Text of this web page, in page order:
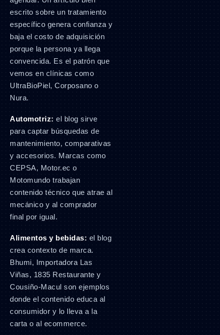
escrito sobre un tratamiento
específico genera confianza y
baja el costo de adquisición
porque la persona ya llega
convencida. Es el patrón que
vemos en clínicas como
UltraBioPiel, Corposano o
Nura.
Automotriz: el blog sirve
para captar búsquedas de
mantenimiento, comparativas
y accesorios. Marcas como
CEPSA, Motor.ec o
Motomundo trabajan
contenido técnico que atrae al
mecánico y al comprador
final por igual.
Alimentos y bebidas: el blog
crea contexto de marca.
Bhumi, Importadora Las
Viñas, 1835 Restaurante y
Cousiño-Macul son ejemplos
donde el contenido educa al
consumidor y lo lleva a la
carta o al ecommerce.